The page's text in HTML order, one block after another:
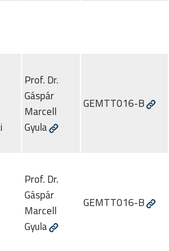
Prof. Dr.
Gáspár
Marcell
Gyula
GEMTT016-B
Prof. Dr.
Gáspár
Marcell
Gyula
GEMTT016-B